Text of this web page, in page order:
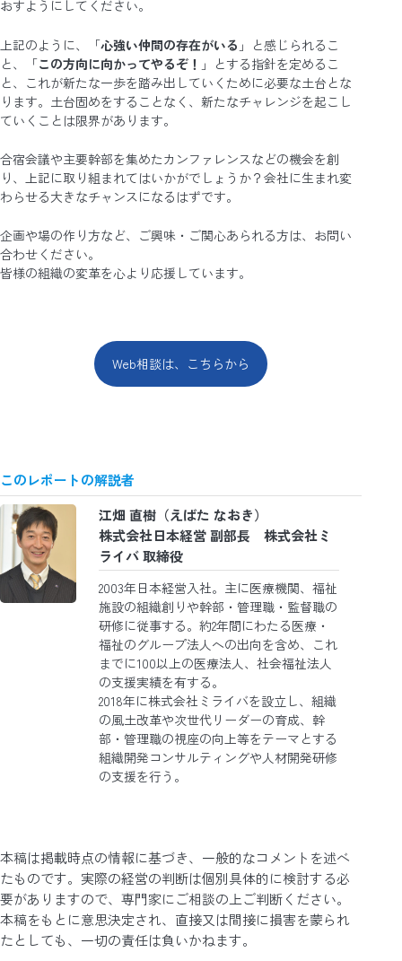
おすようにしてください。
上記のように、「心強い仲間の存在がいる 」と感じられるこ
と、「この方向に向かってやるぞ！ 」とする指針を定めるこ
と、これが新たな一歩を踏み出していくために必要な土台とな
ります。土台固めをすることなく、新たなチャレンジを起こし
ていくことは限界があります。
合宿会議や主要幹部を集めたカンファレンスなどの機会を創
り、上記に取り組まれてはいかがでしょうか？会社に生まれ変
わらせる大きなチャンスになるはずです。
企画や場の作り方など、ご興味・ご関心あられる方は、お問い
合わせください。
皆様の組織の変革を心より応援しています。
Web相談は、こちらから
このレポートの解説者
江畑 直樹（えばた なおき）
株式会社日本経営 副部長 株式会社ミ
ライバ 取締役
2003年日本経営入社。主に医療機関、福祉
施設の組織創りや幹部・管理職・監督職の
研修に従事する。約2年間にわたる医療・
福祉のグループ法人への出向を含め、これ
までに100以上の医療法人、社会福祉法人
の支援実績を有する。
2018年に株式会社ミライバを設立し、組織
の風土改革や次世代リーダーの育成、幹
部・管理職の視座の向上等をテーマとする
組織開発コンサルティングや人材開発研修
の支援を行う。
本稿は掲載時点の情報に基づき、一般的なコメントを述べ
たものです。実際の経営の判断は個別具体的に検討する必
要がありますので、専門家にご相談の上ご判断ください。
本稿をもとに意思決定され、直接又は間接に損害を蒙られ
たとしても、一切の責任は負いかねます。